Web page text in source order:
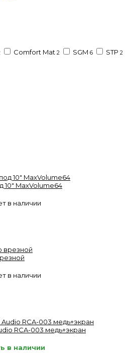
Comfort Mat 2 SGM 6 STP 2
10" MaxVolume64
в наличии
в наличии
RCA-003 медь+экран
в наличии